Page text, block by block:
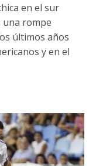
en el sur
una rompe
últimos años
y en el